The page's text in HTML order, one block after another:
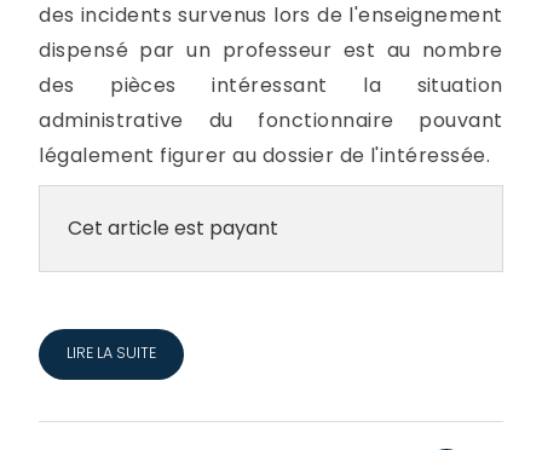
des incidents survenus lors de l'enseignement
dispensé par un professeur est au nombre
des pièces intéressant la situation
administrative du fonctionnaire pouvant
légalement figurer au dossier de l'intéressée.
Cet article est payant
LIRE LA SUITE